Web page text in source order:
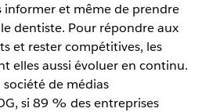
informer et même de prendre
dentiste. Pour répondre aux
et rester compétitives, les
elles aussi évoluer en continu.
de médias
si 89 % des entreprises